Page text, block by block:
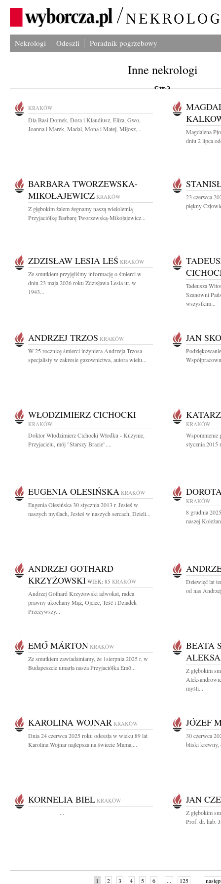
Nekrologi Odeszli Poradnik pogrzebowy
Inne nekrologi
KRAKÓW
Dla Basi Domek, Dora i Klaudiusz, Eliza, Gwo,
Joanna i Marek, Madal, Mona i Matej, Miłosz,...
Magdalena
dniu 2 lipca
BARBARA TWORZEWSKA-
MIKOŁAJEWICZ KRAKÓW
Z głębokim żalem żegnamy naszą wieloletnią
Przyjaciółkę Barbarę Tworzewską-Mikołajewicz...
23 czerwca
piękny
ZDZISŁAW LESIA LEŚ KRAKÓW
Ze smutkiem przyjęliśmy informację o śmierci w
dniu 23 maja 2026 roku Zdzisława Lesia ur. w
1943...
Tadeusza
Szanowni
wszystkim...
ANDRZEJ TRZOS KRAKÓW
W 25 rocznicę śmierci inżyniera Andrzeja Trzosa
specjalisty w zakresie gazownictwa, autora wielu...
JAN
WŁODZIMIERZ CICHOCKI
KRAKÓW
Doktor Włodzimierz Cichocki Włodku - Kuzynie,
Przyjacielu, mój "Starszy Bracie"....
KRAKÓW
Wspomnienie
stycznia 2015
EUGENIA OLESIŃSKA KRAKÓW
Eugenia Olesińska 30 stycznia 2013 r. Jesteś w
naszych myślach, Jesteś w naszych sercach, Dzieli...
KRAKÓW
8 grudnia
naszej
ANDRZEJ GOTHARD
KRZYŻOWSKI WIEK: 85 KRAKÓW
Andrzej Gothard Krzyżowski adwokat, radca
prawny ukochany Mąż, Ojciec, Teść i Dziadek
Przeżywszy...
Dziewięć lat
od nas
EMŐ MÁRTON KRAKÓW
Ze smutkiem zawiadamiamy, że 1sierpnia 2025 r. w
Budapeszcie umarła nasza Przyjaciółka Emő...
BEATA
Z głębokim
myśli...
KAROLINA WOJNAR KRAKÓW
Dnia 24 czerwca 2025 roku odeszła w wieku 89 lat
Karolina Wojnar najlepsza na świecie Mama,...
JÓZEF
30 czerwca
bliski krewny,
KORNELIA BIEL KRAKÓW
...
JAN
Z głębokim
Prof. dr. hab.
1 2 3 4 5 6 ... 125